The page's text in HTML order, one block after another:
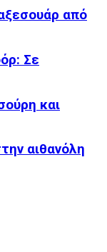
από
Σε
και
αιθανόλη